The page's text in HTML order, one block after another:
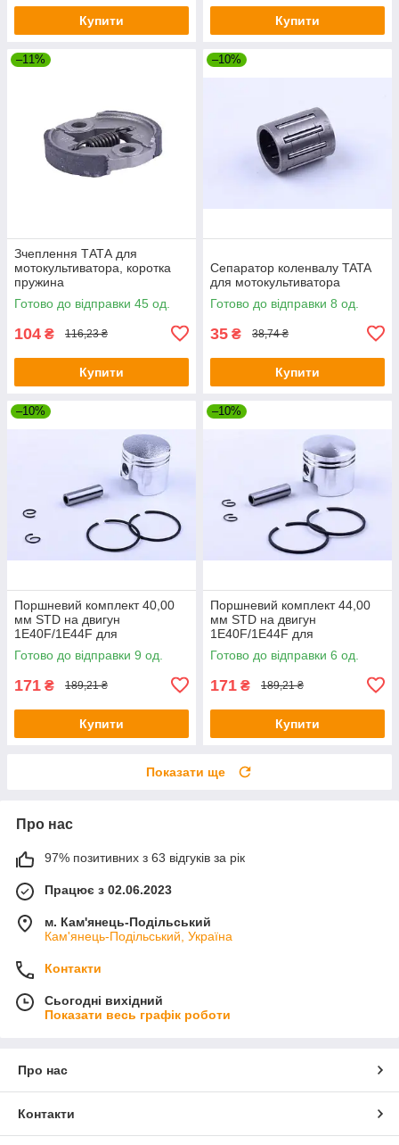
Купити Купити
–11%
Зчеплення ТАТА для
мотокультиватора, коротка
пружина
Готово до відправки 45 од.
104 ₴ 116,23 ₴
Купити
–10%
Сепаратор коленвалу TATA
для мотокультиватора
Готово до відправки 8 од.
35 ₴ 38,74 ₴
Купити
–10%
Поршневий комплект 40,00
мм STD на двигун
1Е40F/1E44F для
мотокультиватора, комплект:
6 одиниць
Готово до відправки 9 од.
171 ₴ 189,21 ₴
Купити
–10%
Поршневий комплект 44,00
мм STD на двигун
1Е40F/1E44F для
мотокультиватора, комплект:
6 одиниць
Готово до відправки 6 од.
171 ₴ 189,21 ₴
Купити
Показати ще
Про нас
97% позитивних з 63 відгуків за рік
Працює з 02.06.2023
м. Кам'янець-Подільський
Кам'янець-Подільський, Україна
Контакти
Сьогодні вихідний
Показати весь графік роботи
Про нас
Контакти